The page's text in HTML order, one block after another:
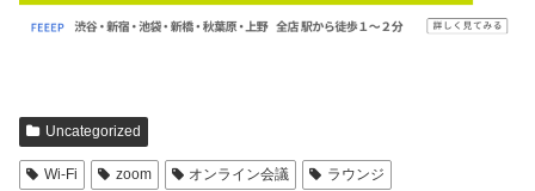
Uncategorized
Wi-Fi zoom オンライン会議
ラウンジ